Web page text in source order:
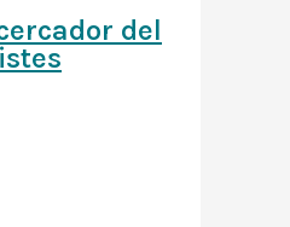
del